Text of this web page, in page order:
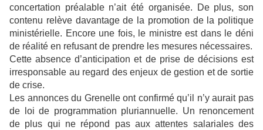
concertation préalable n’ait été organisée. De plus, son
contenu relève davantage de la promotion de la politique
ministérielle. Encore une fois, le ministre est dans le déni
de réalité en refusant de prendre les mesures nécessaires.
Cette absence d’anticipation et de prise de décisions est
irresponsable au regard des enjeux de gestion et de sortie
de crise.
Les annonces du Grenelle ont confirmé qu’il n’y aurait pas
de loi de programmation pluriannuelle. Un renoncement
de plus qui ne répond pas aux attentes salariales des